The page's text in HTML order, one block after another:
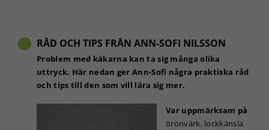
RÅD OCH TIPS FRÅN ANN-SOFI NILSSON
Problem med käkarna kan ta sig många olika
uttryck. Här nedan ger Ann-Sofi några praktiska råd
och tips till den som vill lära sig mer.
Var uppmärksam på
öronvärk, lockkänsla
välja bort. De
behövs för
att hemsidan
över huvud
taget ska
fungera.